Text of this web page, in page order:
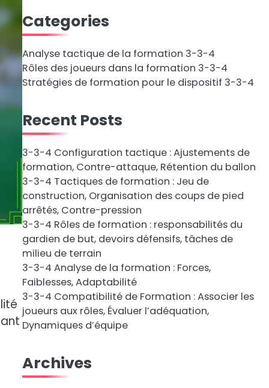
Categories
Analyse tactique de la formation 3-3-4
Rôles des joueurs dans la formation 3-3-4
Stratégies de formation pour le dispositif 3-3-4
Recent Posts
3-3-4 Configuration tactique : Ajustements de
formation, Contre-attaque, Rétention du ballon
3-3-4 Tactiques de formation : Jeu de
construction, Organisation des coups de pied
arrêtés, Contre-pression
3-3-4 Rôles de formation : responsabilités du
gardien de but, devoirs défensifs, tâches de
milieu de terrain
3-3-4 Analyse de la formation : Forces,
Faiblesses, Adaptabilité
3-3-4 Compatibilité de Formation : Associer les
joueurs aux rôles, Évaluer l’adéquation,
Dynamiques d’équipe
Archives